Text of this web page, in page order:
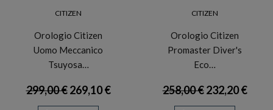
CITIZEN
Orologio Citizen
Uomo Meccanico
Tsuyosa…
299,00 €269,10 €
CITIZEN
Orologio Citizen
Promaster Diver's
Eco…
258,00 €232,20 €